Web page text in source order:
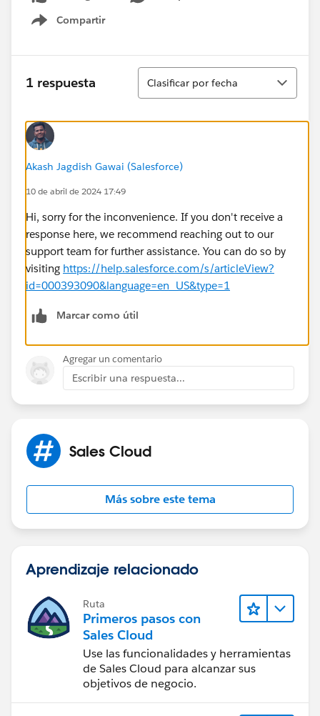
Compartir
Show menu
1 respuesta
Ordenar
Clasificar por fecha
Akash Jagdish Gawai (Salesforce)
10 de abril de 2024 17:49
Hi, sorry for the inconvenience. If you don't receive a
response here, we recommend reaching out to our
support team for further assistance. You can do so by
visiting https://help.salesforce.com/s/articleView?
id=000393090&language=en_US&type=1
Marcar como útil
Agregar un comentario
Escribir una respuesta...
Sales Cloud
Más sobre este tema
Aprendizaje relacionado
Ruta
Primeros pasos con
Sales Cloud
Use las funcionalidades y herramientas
de Sales Cloud para alcanzar sus
objetivos de negocio.